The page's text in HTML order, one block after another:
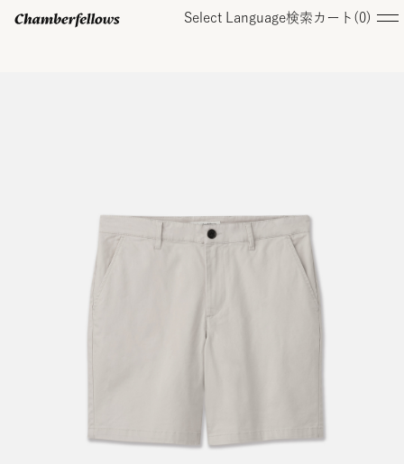
Select Language検索 カート( 0)